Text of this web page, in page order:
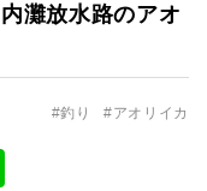
灘放水路のアオ
釣り アオリイカ